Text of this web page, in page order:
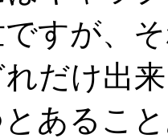
すが、
だけ出
あるこ